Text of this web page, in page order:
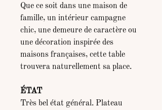
Que ce soit dans une maison de
famille, un intérieur campagne
chic, une demeure de caractère ou
une décoration inspirée des
maisons françaises, cette table
trouvera naturellement sa place.
ÉTAT
Très bel état général. Plateau